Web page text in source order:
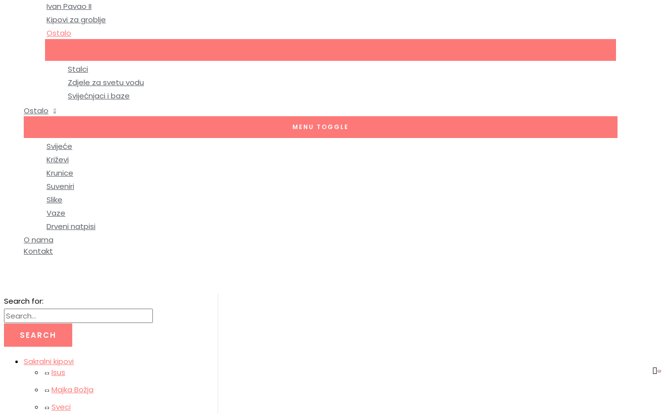
Ivan Pavao II
Kipovi za groblje
Ostalo
Stalci
Zdjele za svetu vodu
Svijećnjaci i baze
Ostalo
MENU TOGGLE
Svijeće
Križevi
Krunice
Suveniri
Slike
Vaze
Drveni natpisi
O nama
Kontakt
Search for:
Sakralni kipovi
Isus
Majka Božja
Sveci